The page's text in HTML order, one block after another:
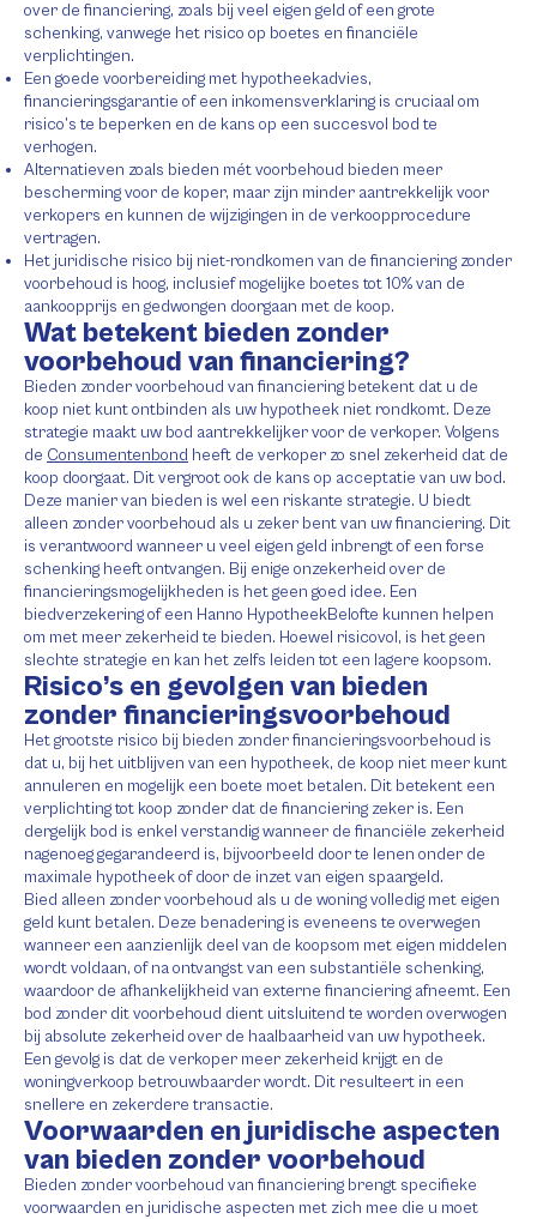
over de financiering, zoals bij veel eigen geld of een grote
schenking, vanwege het risico op boetes en financiële
verplichtingen.
Een goede voorbereiding met hypotheekadvies,
financieringsgarantie of een inkomensverklaring is cruciaal om
risico’s te beperken en de kans op een succesvol bod te
verhogen.
Alternatieven zoals bieden mét voorbehoud bieden meer
bescherming voor de koper, maar zijn minder aantrekkelijk voor
verkopers en kunnen de wijzigingen in de verkoopprocedure
vertragen.
Het juridische risico bij niet-rondkomen van de financiering zonder
voorbehoud is hoog, inclusief mogelijke boetes tot 10% van de
aankoopprijs en gedwongen doorgaan met de koop.
Wat betekent bieden zonder
voorbehoud van financiering?
Bieden zonder voorbehoud van financiering betekent dat u de
koop niet kunt ontbinden als uw hypotheek niet rondkomt. Deze
strategie maakt uw bod aantrekkelijker voor de verkoper. Volgens
de Consumentenbond heeft de verkoper zo snel zekerheid dat de
koop doorgaat. Dit vergroot ook de kans op acceptatie van uw bod.
Deze manier van bieden is wel een riskante strategie. U biedt
alleen zonder voorbehoud als u zeker bent van uw financiering. Dit
is verantwoord wanneer u veel eigen geld inbrengt of een forse
schenking heeft ontvangen. Bij enige onzekerheid over de
financieringsmogelijkheden is het geen goed idee. Een
biedverzekering of een Hanno HypotheekBelofte kunnen helpen
om met meer zekerheid te bieden. Hoewel risicovol, is het geen
slechte strategie en kan het zelfs leiden tot een lagere koopsom.
Risico’s en gevolgen van bieden
zonder financieringsvoorbehoud
Het grootste risico bij bieden zonder financieringsvoorbehoud is
dat u, bij het uitblijven van een hypotheek, de koop niet meer kunt
annuleren en mogelijk een boete moet betalen. Dit betekent een
verplichting tot koop zonder dat de financiering zeker is. Een
dergelijk bod is enkel verstandig wanneer de financiële zekerheid
nagenoeg gegarandeerd is, bijvoorbeeld door te lenen onder de
maximale hypotheek of door de inzet van eigen spaargeld.
Bied alleen zonder voorbehoud als u de woning volledig met eigen
geld kunt betalen. Deze benadering is eveneens te overwegen
wanneer een aanzienlijk deel van de koopsom met eigen middelen
wordt voldaan, of na ontvangst van een substantiële schenking,
waardoor de afhankelijkheid van externe financiering afneemt. Een
bod zonder dit voorbehoud dient uitsluitend te worden overwogen
bij absolute zekerheid over de haalbaarheid van uw hypotheek.
Een gevolg is dat de verkoper meer zekerheid krijgt en de
woningverkoop betrouwbaarder wordt. Dit resulteert in een
snellere en zekerdere transactie.
Voorwaarden en juridische aspecten
van bieden zonder voorbehoud
Bieden zonder voorbehoud van financiering brengt specifieke
voorwaarden en juridische aspecten met zich mee die u moet